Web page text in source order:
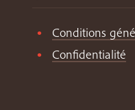
Conditions
Confidentialité